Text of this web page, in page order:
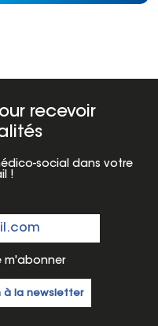
recevoir
social dans votre
!
m'abonner